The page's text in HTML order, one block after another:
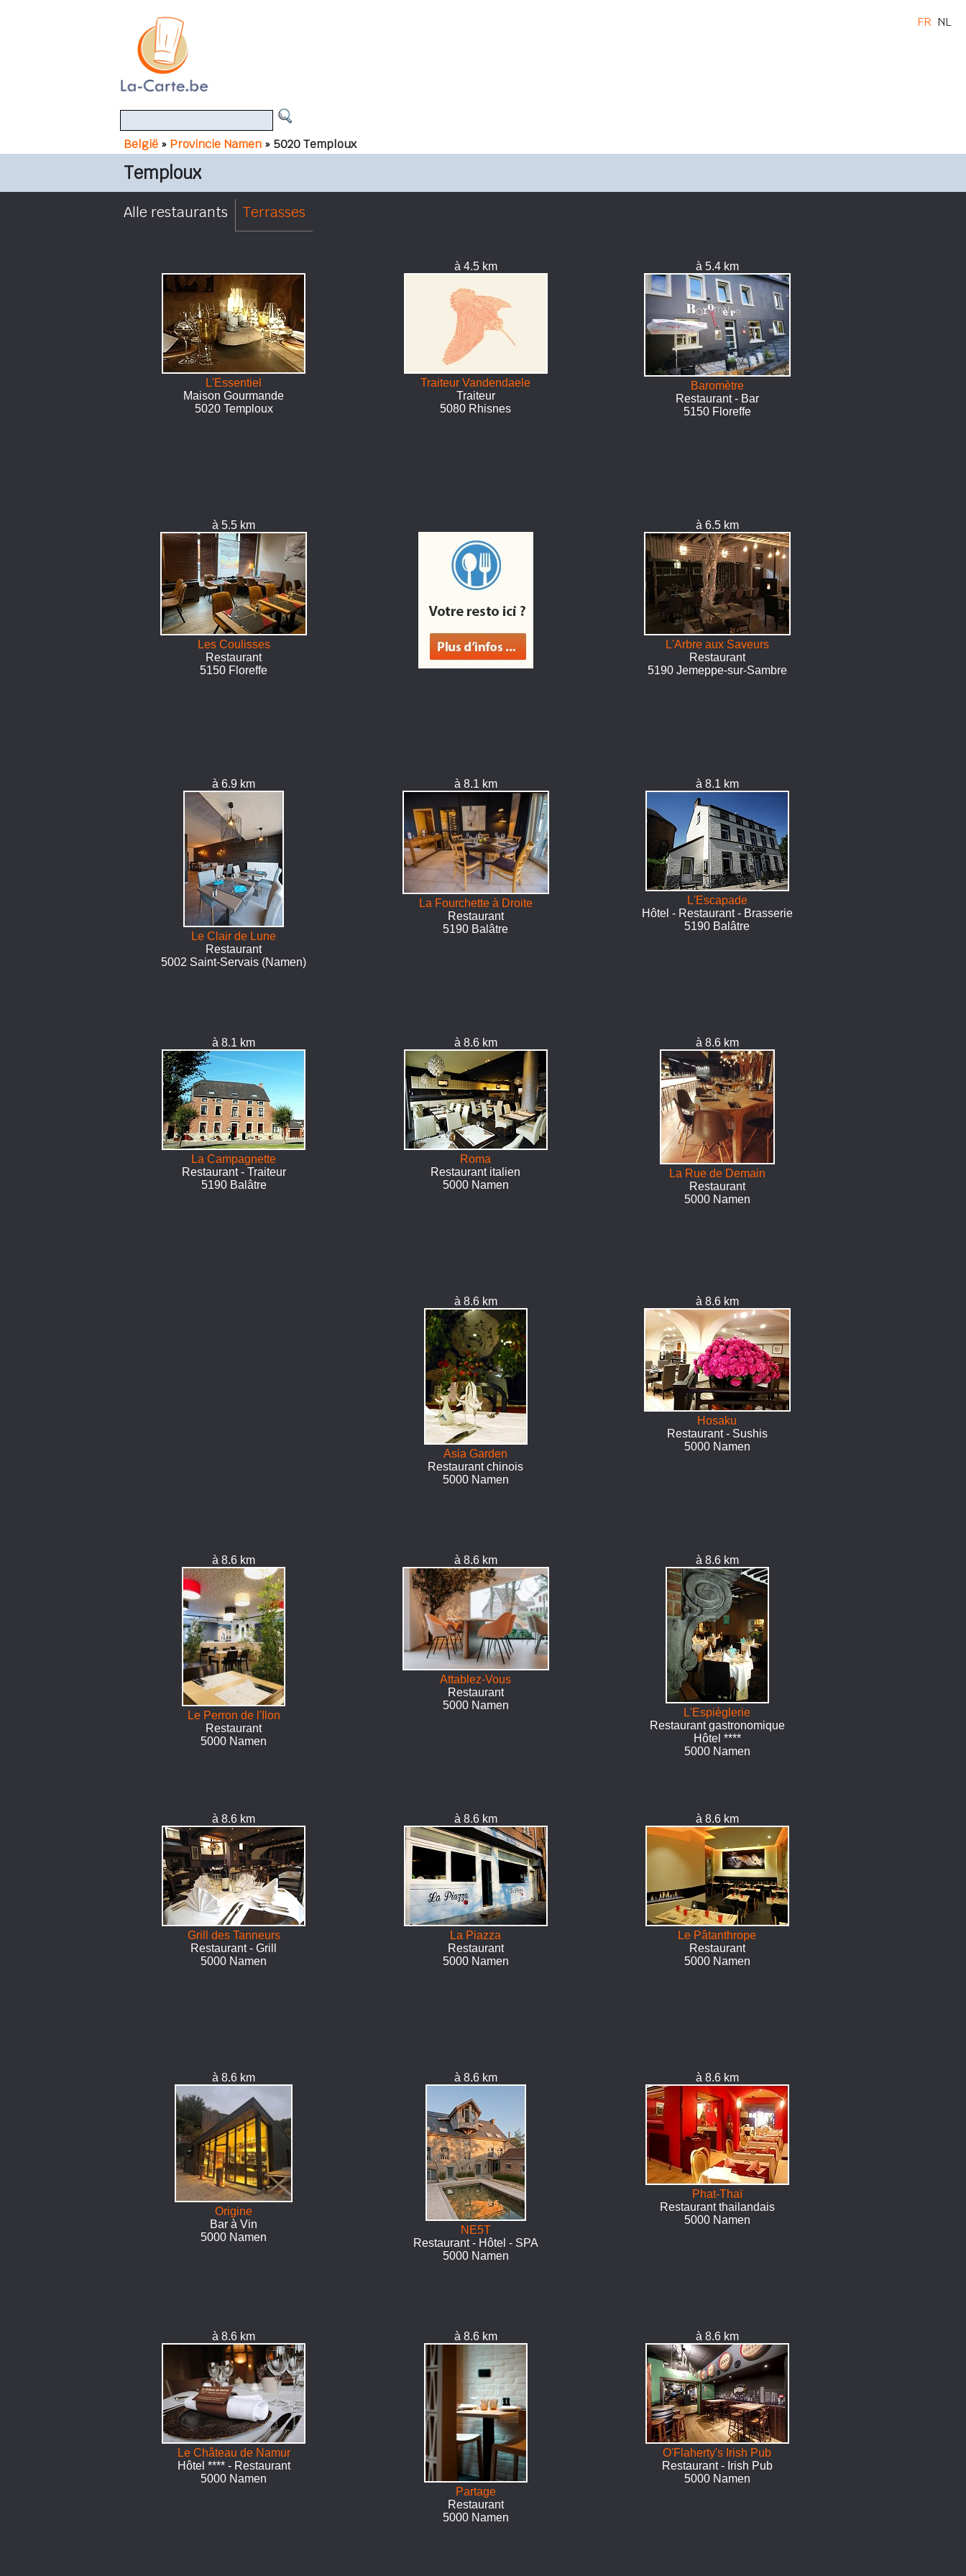
België » Provincie Namen » 5020 Temploux
FR NL
Temploux
Alle restaurants Terrasses
L'Essentiel
Maison Gourmande
5020 Temploux
à 4.5 km
Traiteur Vandendaele
Traiteur
5080 Rhisnes
à 5.4 km
Baromètre
Restaurant - Bar
5150 Floreffe
à 5.5 km
Les Coulisses
Restaurant
5150 Floreffe
à 6.5 km
L'Arbre aux Saveurs
Restaurant
5190 Jemeppe-sur-Sambre
à 6.9 km
Le Clair de Lune
Restaurant
5002 Saint-Servais (Namen)
à 8.1 km
La Fourchette à Droite
Restaurant
5190 Balâtre
à 8.1 km
L'Escapade
Hôtel - Restaurant - Brasserie
5190 Balâtre
à 8.1 km
La Campagnette
Restaurant - Traiteur
5190 Balâtre
à 8.6 km
Roma
Restaurant italien
5000 Namen
à 8.6 km
La Rue de Demain
Restaurant
5000 Namen
à 8.6 km
Asia Garden
Restaurant chinois
5000 Namen
à 8.6 km
Hosaku
Restaurant - Sushis
5000 Namen
à 8.6 km
Le Perron de l'Ilon
Restaurant
5000 Namen
à 8.6 km
Attablez-Vous
Restaurant
5000 Namen
à 8.6 km
L'Espièglerie
Restaurant gastronomique
Hôtel ****
5000 Namen
à 8.6 km
Grill des Tanneurs
Restaurant - Grill
5000 Namen
à 8.6 km
La Piazza
Restaurant
5000 Namen
à 8.6 km
Le Pâtanthrope
Restaurant
5000 Namen
à 8.6 km
Origine
Bar à Vin
5000 Namen
à 8.6 km
NE5T
Restaurant - Hôtel - SPA
5000 Namen
à 8.6 km
Phat-Thaï
Restaurant thailandais
5000 Namen
à 8.6 km
Le Château de Namur
Hôtel **** - Restaurant
5000 Namen
à 8.6 km
Partage
Restaurant
5000 Namen
à 8.6 km
O'Flaherty's Irish Pub
Restaurant - Irish Pub
5000 Namen